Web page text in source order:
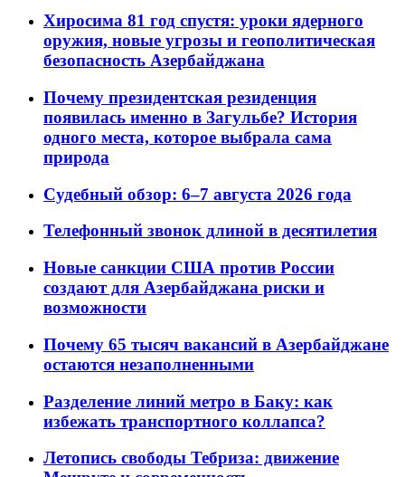
Хиросима 81 год спустя: уроки ядерного
оружия, новые угрозы и геополитическая
безопасность Азербайджана
Почему президентская резиденция
появилась именно в Загульбе? История
одного места, которое выбрала сама
природа
Судебный обзор: 6–7 августа 2026 года
Телефонный звонок длиной в десятилетия
Новые санкции США против России
создают для Азербайджана риски и
возможности
Почему 65 тысяч вакансий в Азербайджане
остаются незаполненными
Разделение линий метро в Баку: как
избежать транспортного коллапса?
Летопись свободы Тебриза: движение